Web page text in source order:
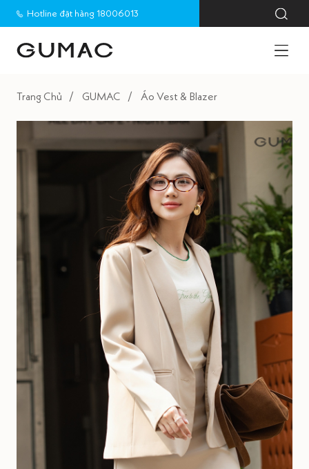
Hotline đặt hàng 18006013
Trang Chủ GUMAC Áo Vest & Blazer